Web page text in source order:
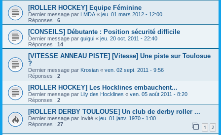
[ROLLER HOCKEY] Equipe Féminine
Dernier message par LMDA « jeu. 01 mars 2012 - 12:00
Réponses : 6
[CONSEILS] Débutante : Position sécurité difficile
Dernier message par guigui « jeu. 20 oct. 2011 - 22:40
Réponses : 14
[VITESSE ANNEAU PISTE] [Vitesse] Une piste sur Toulosue
?
Dernier message par Krosian « ven. 02 sept. 2011 - 9:56
Réponses : 2
[ROLLER HOCKEY] Les Hocklines embauchent...
Dernier message par Lily des Hocklines « ven. 05 août 2011 - 8:20
Réponses : 2
[ROLLER DERBY TOULOUSE] Un club de derby roller ...
Dernier message par Invité « jeu. 01 janv. 1970 - 1:00
Réponses : 27 1 2